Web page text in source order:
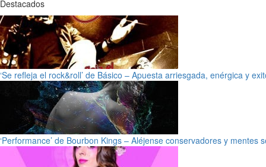
Destacados
‘Se refleja el rock&roll’ de Básico – Apuesta arriesgada, enérgica y
‘Performance’ de Bourbon Kings – Aléjense conservadores y mentes